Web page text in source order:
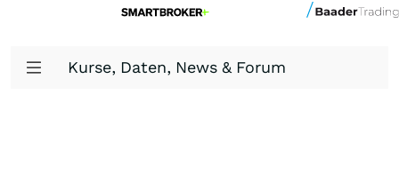
Kurse, Daten, News & Forum